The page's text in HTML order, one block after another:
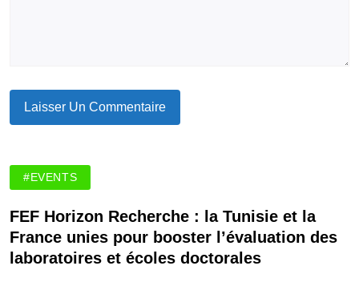
#EVENTS
FEF Horizon Recherche : la Tunisie et la
France unies pour booster l’évaluation des
laboratoires et écoles doctorales